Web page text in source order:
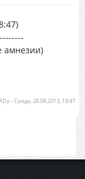
амнезии)
-Среда, 28.08.2013, 18:47